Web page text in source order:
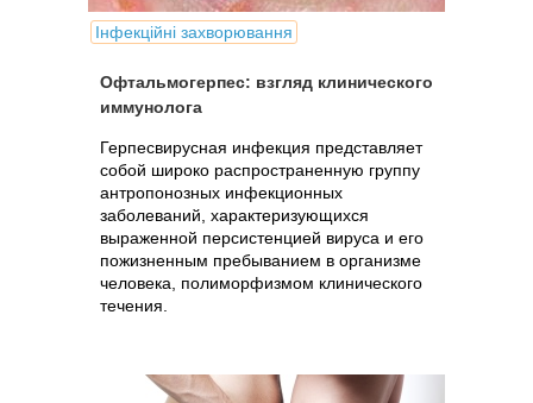
Інфекційні захворювання
Офтальмогерпес: взгляд клинического
иммунолога
Герпесвирусная инфекция представляет
собой широко распространенную группу
антропонозных инфекционных
заболеваний, характеризующихся
выраженной персистенцией вируса и его
пожизненным пребыванием в организме
человека, полиморфизмом клинического
течения.